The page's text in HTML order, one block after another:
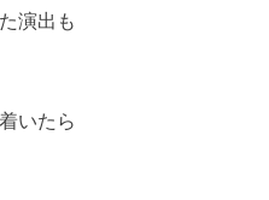
演出も
いたら